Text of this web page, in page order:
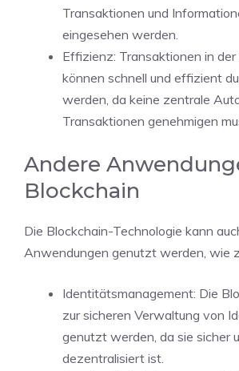
Transaktionen und
eingesehen werden.
Effizienz: Transaktionen in der
können schnell und effizient
werden, da keine zentrale
Transaktionen genehmigen
Andere
Blockchain
Die Blockchain-Technologie kann
Anwendungen genutzt werden, wie
Identitätsmanagement: Die
zur sicheren Verwaltung von
genutzt werden, da sie sicher
dezentralisiert ist.